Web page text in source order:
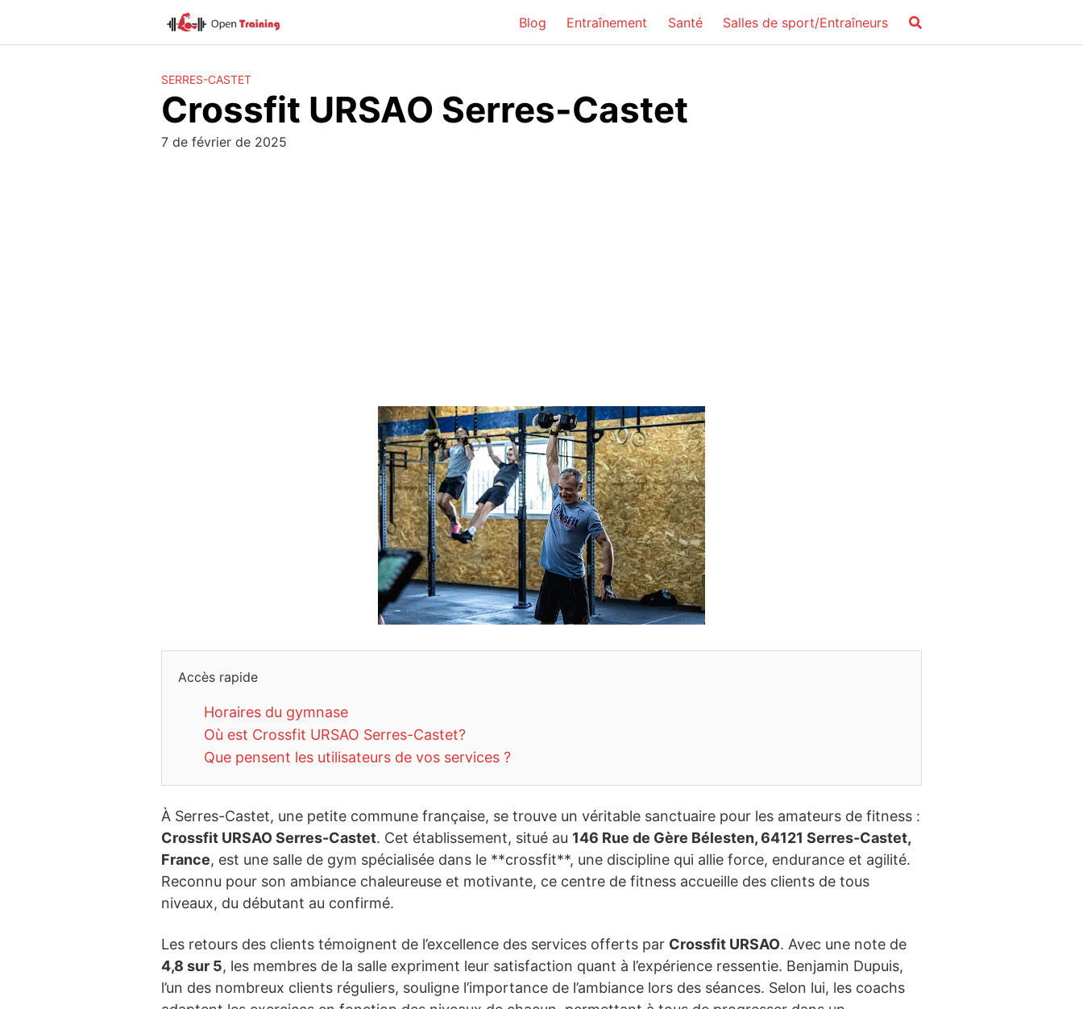
content
Blog Entraînement Santé Salles de sport/Entraîneurs
SERRES-CASTET
Crossfit URSAO Serres-Castet
7 de février de 2025
Accès rapide
Horaires du gymnase
Où est Crossfit URSAO Serres-Castet?
Que pensent les utilisateurs de vos services ?
À Serres-Castet, une petite commune française, se trouve un véritable sanctuaire pour les amateurs de fitness :
Crossfit URSAO Serres-Castet. Cet établissement, situé au 146 Rue de Gère Bélesten, 64121 Serres-Castet,
France, est une salle de gym spécialisée dans le **crossfit**, une discipline qui allie force, endurance et agilité.
Reconnu pour son ambiance chaleureuse et motivante, ce centre de fitness accueille des clients de tous
niveaux, du débutant au confirmé.
Les retours des clients témoignent de l’excellence des services offerts par Crossfit URSAO. Avec une note de
4,8 sur 5, les membres de la salle expriment leur satisfaction quant à l’expérience ressentie. Benjamin Dupuis,
l’un des nombreux clients réguliers, souligne l’importance de l’ambiance lors des séances. Selon lui, les coachs